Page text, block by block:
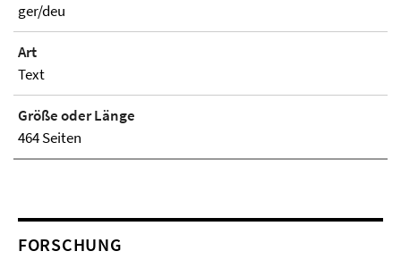
ger/deu
Art
Text
Größe oder Länge
464 Seiten
FORSCHUNG